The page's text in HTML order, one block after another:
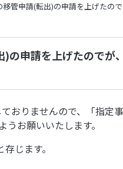
管申請(転出)の申請を上げたの
申請を上げたのでが
りませんので、「指定事
お願いいたします。
じます。